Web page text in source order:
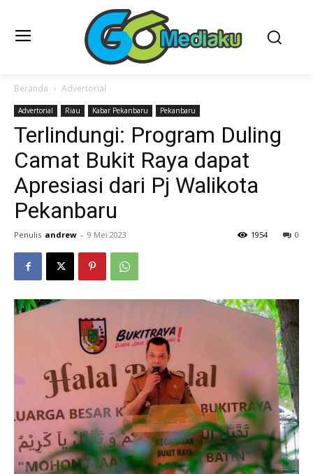
Beranda Advertorial
Advertorial Riau Kabar Pekanbaru Pekanbaru
Terlindungi: Program Duling
Camat Bukit Raya dapat
Apresiasi dari Pj Walikota
Pekanbaru
Penulis andrew - 9 Mei 2023 0
1954